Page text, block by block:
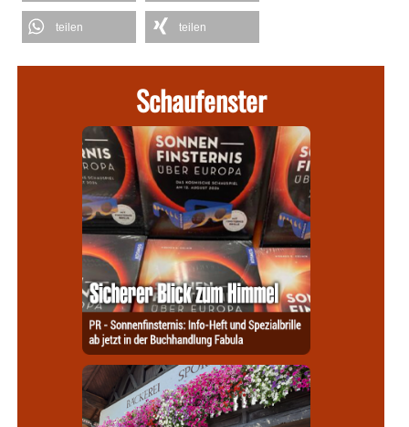
teilen teilen
Schaufenster